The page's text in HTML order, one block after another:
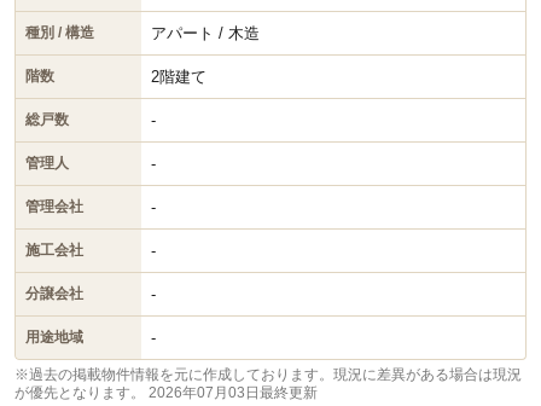
種別 / 構造 アパート / 木造
階数 2階建て
総戸数 -
管理人 -
管理会社 -
施工会社 -
分譲会社 -
用途地域 -
※過去の掲載物件情報を元に作成しております。現況に差異がある場合は現況
が優先となります。 2026年07月03日最終更新